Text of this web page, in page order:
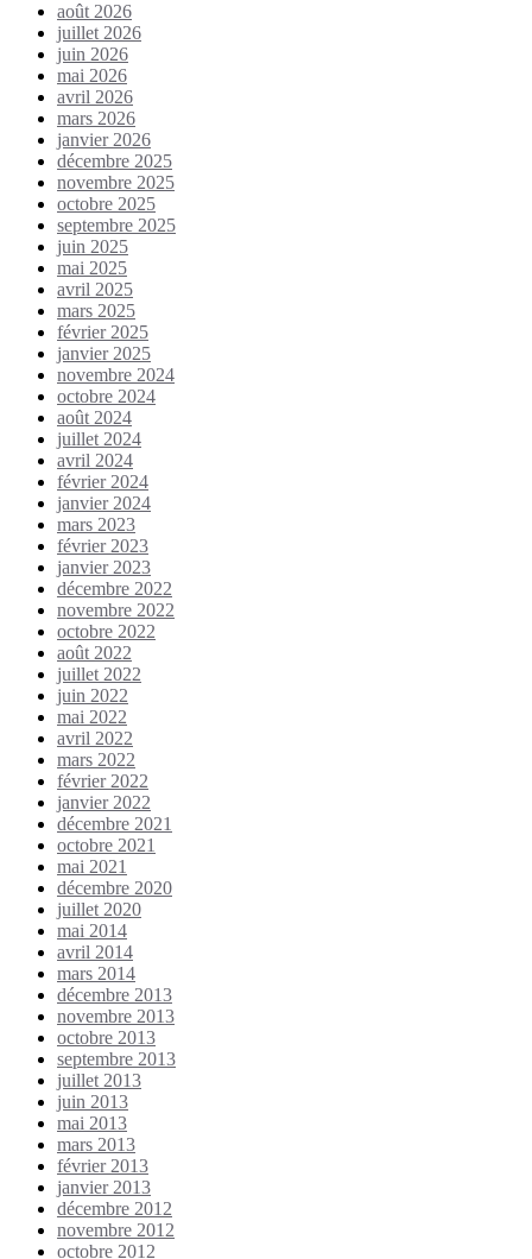
août 2026
juillet 2026
juin 2026
mai 2026
avril 2026
mars 2026
janvier 2026
décembre 2025
novembre 2025
octobre 2025
septembre 2025
juin 2025
mai 2025
avril 2025
mars 2025
février 2025
janvier 2025
novembre 2024
octobre 2024
août 2024
juillet 2024
avril 2024
février 2024
janvier 2024
mars 2023
février 2023
janvier 2023
décembre 2022
novembre 2022
octobre 2022
août 2022
juillet 2022
juin 2022
mai 2022
avril 2022
mars 2022
février 2022
janvier 2022
décembre 2021
octobre 2021
mai 2021
décembre 2020
juillet 2020
mai 2014
avril 2014
mars 2014
décembre 2013
novembre 2013
octobre 2013
septembre 2013
juillet 2013
juin 2013
mai 2013
mars 2013
février 2013
janvier 2013
décembre 2012
novembre 2012
octobre 2012